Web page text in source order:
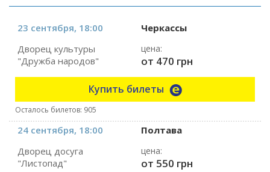
23 сентября, 18:00
Черкассы
Дворец культуры
"Дружба народов"
цена:
от 470 грн
Купить билеты
Осталось билетов: 905
24 сентября, 18:00
Полтава
Дворец досуга
"Листопад"
цена:
от 550 грн